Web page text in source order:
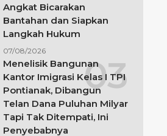
Angkat Bicarakan
Bantahan dan Siapkan
Langkah Hukum
07/08/2026
Menelisik Bangunan
Kantor Imigrasi Kelas I TPI
Pontianak, Dibangun
Telan Dana Puluhan Milyar
Tapi Tak Ditempati, Ini
Penyebabnya